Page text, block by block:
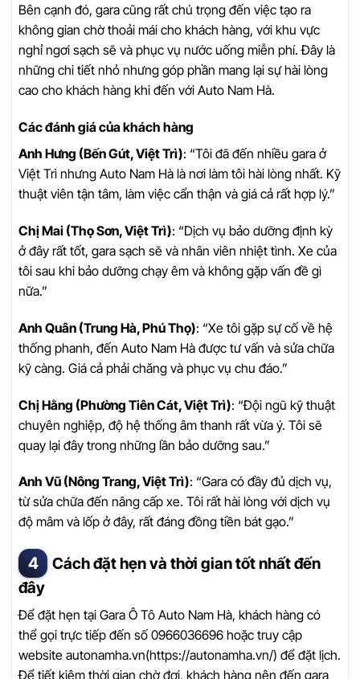
Bên cạnh đó, gara cũng rất chú trọng đến việc tạo ra
không gian chờ thoải mái cho khách hàng, với khu vực
nghỉ ngơi sạch sẽ và phục vụ nước uống miễn phí. Đây là
những chi tiết nhỏ nhưng góp phần mang lại sự hài lòng
cao cho khách hàng khi đến với Auto Nam Hà.
Các đánh giá của khách hàng
Anh Hưng (Bến Gút, Việt Trì): “Tôi đã đến nhiều gara ở
Việt Trì nhưng Auto Nam Hà là nơi làm tôi hài lòng nhất. Kỹ
thuật viên tận tâm, làm việc cẩn thận và giá cả rất hợp lý.”
Chị Mai (Thọ Sơn, Việt Trì): “Dịch vụ bảo dưỡng định kỳ
ở đây rất tốt, gara sạch sẽ và nhân viên nhiệt tình. Xe của
tôi sau khi bảo dưỡng chạy êm và không gặp vấn đề gì
nữa.”
Anh Quân (Trung Hà, Phú Thọ): “Xe tôi gặp sự cố về hệ
thống phanh, đến Auto Nam Hà được tư vấn và sửa chữa
kỹ càng. Giá cả phải chăng và phục vụ chu đáo.”
Chị Hằng (Phường Tiên Cát, Việt Trì): “Đội ngũ kỹ thuật
chuyên nghiệp, độ hệ thống âm thanh rất vừa ý. Tôi sẽ
quay lại đây trong những lần bảo dưỡng sau.”
Anh Vũ (Nông Trang, Việt Trì): “Gara có đầy đủ dịch vụ,
từ sửa chữa đến nâng cấp xe. Tôi rất hài lòng với dịch vụ
độ mâm và lốp ở đây, rất đáng đồng tiền bát gạo.”
Cách đặt hẹn và thời gian tốt nhất đến
đây
Để đặt hẹn tại Gara Ô Tô Auto Nam Hà, khách hàng có
thể gọi trực tiếp đến số 0966036696 hoặc truy cập
website autonamha.vn(https://autonamha.vn/) để đặt lịch.
Để tiết kiệm thời gian chờ đợi, khách hàng nên đến gara